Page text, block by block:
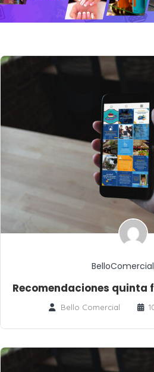
BelloComercial
Recomendaciones quinta
Bello Comercial